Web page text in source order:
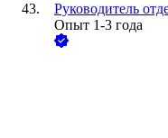
Руководитель
Опыт 1-3 года